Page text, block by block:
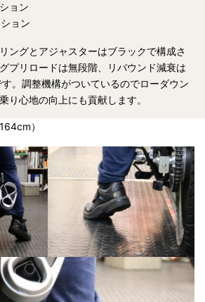
ョン
ョン
ングとアジャスターはブラックで構成さ
プリロードは無段階、リバウンド減衰は
。調整機構がついているのでローダウン
り心地の向上にも貢献します。
）